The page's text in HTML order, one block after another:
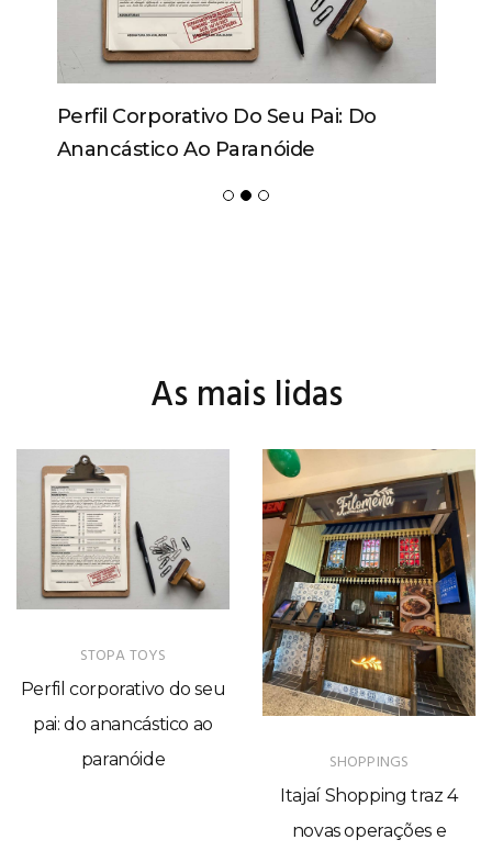
Perfil Corporativo Do Seu Pai: Do
Anancástico Ao Paranóide
As mais lidas
STOPA TOYS
Perfil corporativo do seu
pai: do anancástico ao
paranóide
SHOPPINGS
Itajaí Shopping traz 4
novas operações e